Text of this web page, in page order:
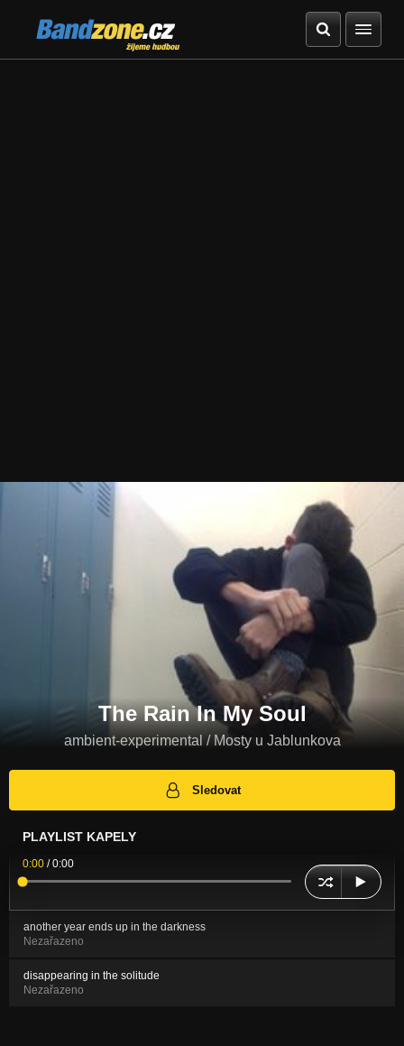
Bandzone.cz
žijeme hudbou
The Rain In My Soul
ambient-experimental / Mosty u Jablunkova
Sledovat
PLAYLIST KAPELY
0:00 /0:00
another year ends up in the darkness
Nezařazeno
disappearing in the solitude
Nezařazeno